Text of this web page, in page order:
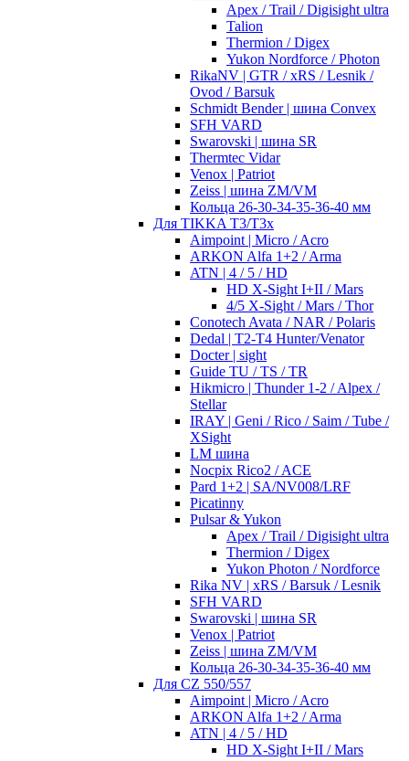
Apex / Trail / Digisight ultra
Talion
Thermion / Digex
Yukon Nordforce / Photon
RikaNV | GTR / xRS / Lesnik /
Ovod / Barsuk
Schmidt Bender | шина Convex
SFH VARD
Swarovski | шина SR
Thermtec Vidar
Venox | Patriot
Zeiss | шина ZM/VM
Кольца 26-30-34-35-36-40 мм
Для TIKKA T3/T3x
Aimpoint | Micro / Acro
ARKON Alfa 1+2 / Arma
ATN | 4 / 5 / HD
HD X-Sight I+II / Mars
4/5 X-Sight / Mars / Thor
Conotech Avata / NAR / Polaris
Dedal | T2-T4 Hunter/Venator
Docter | sight
Guide TU / TS / TR
Hikmicro | Thunder 1-2 / Alpex /
Stellar
IRAY | Geni / Rico / Saim / Tube /
XSight
LM шина
Nocpix Rico2 / ACE
Pard 1+2 | SA/NV008/LRF
Picatinny
Pulsar & Yukon
Apex / Trail / Digisight ultra
Thermion / Digex
Yukon Photon / Nordforce
Rika NV | xRS / Barsuk / Lesnik
SFH VARD
Swarovski | шина SR
Venox | Patriot
Zeiss | шина ZM/VM
Кольца 26-30-34-35-36-40 мм
Для CZ 550/557
Aimpoint | Micro / Acro
ARKON Alfa 1+2 / Arma
ATN | 4 / 5 / HD
HD X-Sight I+II / Mars